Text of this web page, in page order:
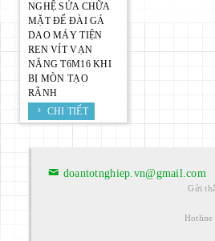
NGHỆ SỬA CHỮA
MẶT ĐẾ ĐÀI GÁ
DAO MÁY TIỆN
REN VÍT VẠN
NĂNG T6M16 KHI
BỊ MÒN TẠO
RÃNH
CHI TIẾT
doantotnghiep.vn@gmail.com
Gửi
Hotline